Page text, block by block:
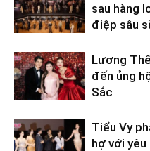
sau hàng
điệp sâu
Lương
đến ủng
Sắc
Tiểu Vy
hợ với